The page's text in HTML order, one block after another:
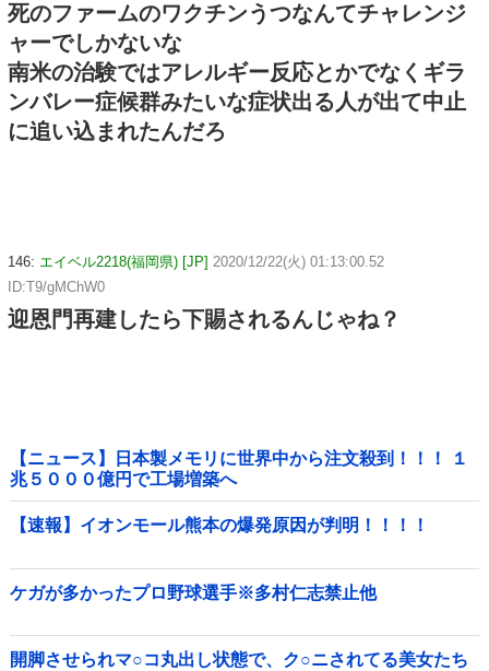
死のファームのワクチンうつなんてチャレンジ
ャーでしかないな
南米の治験ではアレルギー反応とかでなくギラ
ンバレー症候群みたいな症状出る人が出て中止
に追い込まれたんだろ
146: エイベル2218(福岡県) [JP] 2020/12/22(火) 01:13:00.52
ID:T9/gMChW0
迎恩門再建したら下賜されるんじゃね？
【ニュース】日本製メモリに世界中から注文殺到！！！ １
兆５０００億円で工場増築へ
【速報】イオンモール熊本の爆発原因が判明！！！！
ケガが多かったプロ野球選手※多村仁志禁止他
開脚させられマ○コ丸出し状態で、ク○ニされてる美女たち